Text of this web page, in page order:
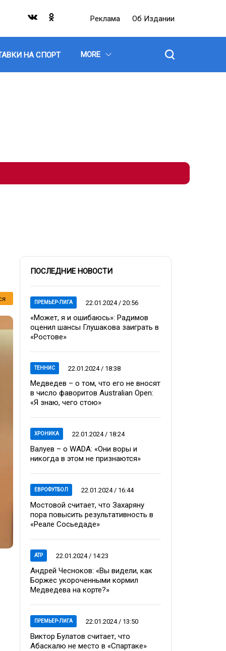
Реклама Об Издании
НА СПОРТ MORE
ПОСЛЕДНИЕ НОВОСТИ
ПРЕМЬЕР-ЛИГА 22.01.2024 / 20:56
«Может, я и ошибаюсь»: Радимов
оценил шансы Глушакова заиграть в
«Ростове»
ТЕННИС 22.01.2024 / 18:38
Медведев – о том, что его не вносят
в число фаворитов Australian Open:
«Я знаю, чего стою»
ХРОНИКА 22.01.2024 / 18:24
Валуев – о WADA: «Они воры и
никогда в этом не признаются»
ЕВРОФУТБОЛ 22.01.2024 / 16:44
Мостовой считает, что Захаряну
пора повысить результативность в
«Реале Сосьедаде»
ATP 22.01.2024 / 14:23
Андрей Чесноков: «Вы видели, как
Боржес укороченными кормил
Медведева на корте?»
ПРЕМЬЕР-ЛИГА 22.01.2024 / 13:50
Виктор Булатов считает, что
Абаскалю не место в «Спартаке»